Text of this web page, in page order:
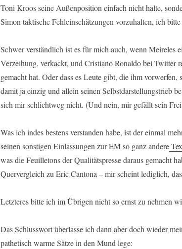
Toni Kroos seine Außenposition einfach nicht halte,
Simon taktische Fehleinschätzungen vorzuhalten, ich
Schwer verständlich ist es für mich auch, wenn
Verzeihung, verkackt, und Cristiano Ronaldo bei Twitter
gemacht hat. Oder dass es Leute gibt, die ihm
damit ja einzig und allein seinen Selbstdarstellungstrieb
sich mir schlichtweg nicht. (Und nein, mir gefällt sein
Was ich indes bestens verstanden habe, ist der einmal
seinen sonstigen Einlassungen zur EM so ganz andere
was die Feuilletons der Qualitätspresse daraus gemacht
Quervergleich zu Eric Cantona – mir scheint lediglich,
Letzteres bitte ich im Übrigen nicht so ernst zu nehmen
Das Schlusswort überlasse ich dann aber doch wieder
pathetisch warme Sätze in den Mund lege: